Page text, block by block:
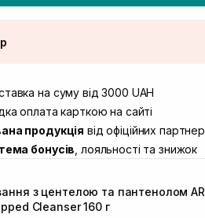
вул. Винниченка 4
вул. Академіка Підстригача, 1В
вул. Івана Франка 36
вул. Степана Бандери 45
вул. Кулика і Гудачека 23 (ТЦ
на суму від 3000 UAH
оплата карткою на сайті
продукція від офіційних
бонусів , лояльності та знижок
з центелою та пантенолом
Cleanser 160 г